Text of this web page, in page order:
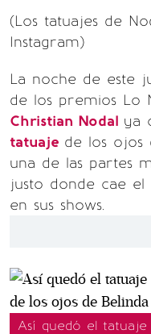
(Los tatuajes de
Instagram)
La noche de este
de los premios Lo
Christian Nodal ya
tatuaje de los ojos
una de las partes
justo donde cae el
en sus shows.
Así quedó el